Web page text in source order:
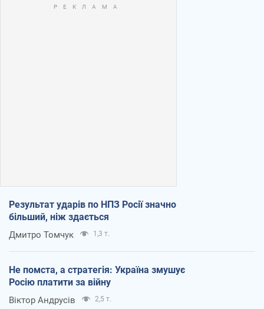
Результат ударів по НПЗ Росії значно
більший, ніж здається
Дмитро Томчук 1,3 т.
Не помста, а стратегія: Україна змушує
Росію платити за війну
Віктор Андрусів 2,5 т.